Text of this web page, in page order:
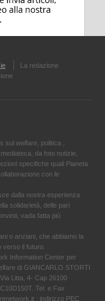
La redazione
sul welfare, politica ,
da foto notizie,
specifiche quali Pianeta
con le
dalla nostra esperienza
solidarietà, delle pari
vada fatta più
o anziani, che abbiamo la
verso il futuro.
Information Center per
di GIANCARLO STORTI
Litta, 4- Cap 26100
Tel. e Fax
; indirizzo PEC